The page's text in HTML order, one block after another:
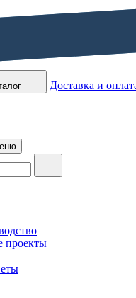
Доставка и
проекты